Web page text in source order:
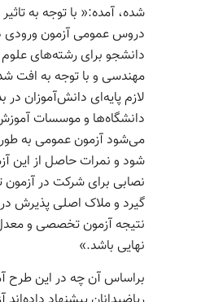
شده، آمده:« با توجه به تاثیر
دروس عمومی آزمون ورودی
دانشجو برای رشته‌های
مهندسی و با توجه به افت
لازم پایه‌ای دانش‌آموزان در
دانشگاه‌ها و موسسات
می‌شود آزمون عمومی به طور
شود و نمرات حاصل از این
نصابی برای شرکت در
گیرد و ملاک اصلی پذیرش در
نتیجه آزمون تخصصی و
نهایی باشد.»
براساس آن چه در این طرح